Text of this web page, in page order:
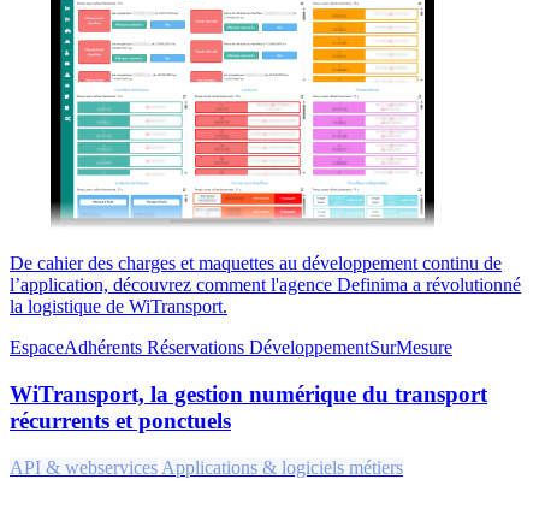
De cahier des charges et maquettes au développement continu de
l’application, découvrez comment l'agence Definima a révolutionné
la logistique de WiTransport.
EspaceAdhérents Réservations DéveloppementSurMesure
WiTransport, la gestion numérique du transport
récurrents et ponctuels
API & webservices Applications & logiciels métiers